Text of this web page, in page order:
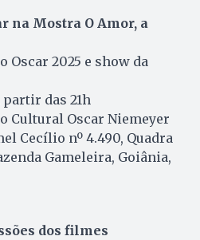
na Mostra O Amor, a
Oscar 2025 e show da
partir das 21h
Cultural Oscar Niemeyer
Cecílio nº 4.490, Quadra
Gameleira, Goiânia,
dos filmes